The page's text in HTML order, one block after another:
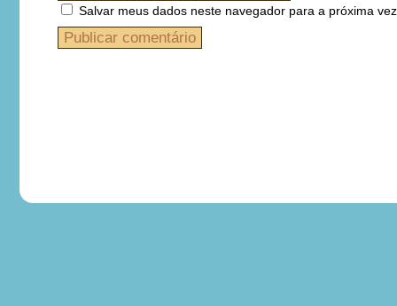
Salvar meus dados neste navegador para a próxima